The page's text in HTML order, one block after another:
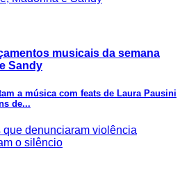
musicais da semana
Sandy
a música com feats de Laura Pausini
de...